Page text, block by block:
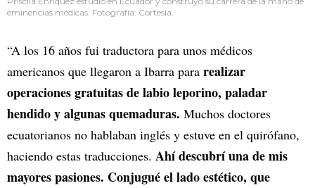
eminencias médicas. Fotografía: Cortesía.
“A los 16 años fui traductora para unos médicos
americanos que llegaron a Ibarra para realizar
operaciones gratuitas de labio leporino, paladar
hendido y algunas quemaduras. Muchos doctores
ecuatorianos no hablaban inglés y estuve en el quirófano,
haciendo estas traducciones. Ahí descubrí una de mis
mayores pasiones. Conjugué el lado estético, que